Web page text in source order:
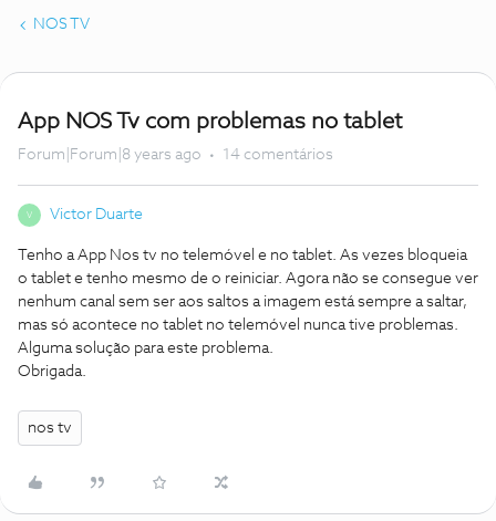
NOS TV
App NOS Tv com problemas no tablet
Forum|Forum|8 years ago 14 comentários
V Victor Duarte
Tenho a App Nos tv no telemóvel e no tablet. As vezes bloqueia
o tablet e tenho mesmo de o reiniciar. Agora não se consegue ver
nenhum canal sem ser aos saltos a imagem está sempre a saltar,
mas só acontece no tablet no telemóvel nunca tive problemas.
Alguma solução para este problema.
Obrigada.
nos tv